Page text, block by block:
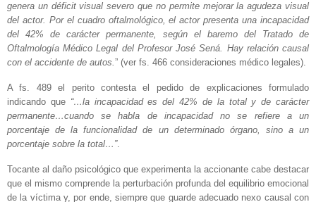
genera un déficit visual severo que no permite mejorar la agudeza visual
del actor. Por el cuadro oftalmológico, el actor presenta una incapacidad
del 42% de carácter permanente, según el baremo del Tratado de
Oftalmología Médico Legal del Profesor José Sená. Hay relación causal
con el accidente de autos.” (ver fs. 466 consideraciones médico legales).
A fs. 489 el perito contesta el pedido de explicaciones formulado
indicando que “…la incapacidad es del 42% de la total y de carácter
permanente…cuando se habla de incapacidad no se refiere a un
porcentaje de la funcionalidad de un determinado órgano, sino a un
porcentaje sobre la total…”.
Tocante al daño psicológico que experimenta la accionante cabe destacar
que el mismo comprende la perturbación profunda del equilibrio emocional
de la víctima y, por ende, siempre que guarde adecuado nexo causal con